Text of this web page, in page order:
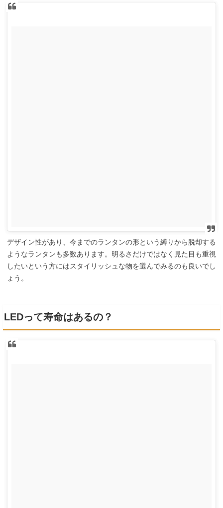
デザイン性があり、今までのランタンの形という縛りから脱却する
ようなランタンも多数あります。明るさだけではなく見た目も重視
したいという方にはスタイリッシュな物を選んでみるのも良いでし
ょう。
LEDって寿命はあるの？